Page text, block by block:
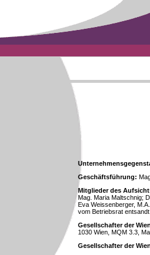
Geschäftsführung:
Mitglieder des
Mag. Maria Maltschnig;
Eva Weissenberger,
vom Betriebsrat
Gesellschafter der
1030 Wien, MQM 3.3,
Gesellschafter der